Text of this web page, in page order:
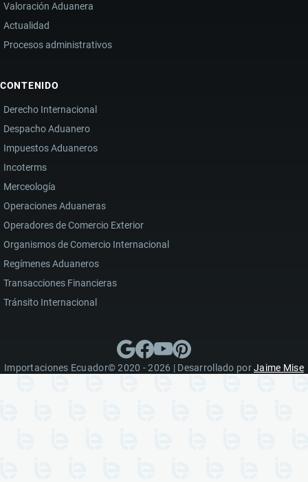
Valoración Aduanera
Actualidad
Procesos administrativos
CONTENIDO
Derecho Internacional
Despacho Aduanero
Impuestos Aduaneros
Incoterms
Merceología
Operaciones Aduaneras
Operadores de Comercio Exterior
Organismos de Comercio Internacional
Regímenes Aduaneros
Transacciones Financieras
Tránsito Internacional
Importaciones Ecuador© 2020 - 2026 | Desarrollado porJaime Mise